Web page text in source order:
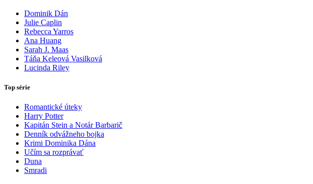
Dominik Dán
Julie Caplin
Rebecca Yarros
Ana Huang
Sarah J. Maas
Táňa Keleová Vasilková
Lucinda Riley
Top série
Romantické úteky
Harry Potter
Kapitán Stein a Notár Barbarič
Denník odvážneho bojka
Krimi Dominika Dána
Učím sa rozprávať
Duna
Smradi